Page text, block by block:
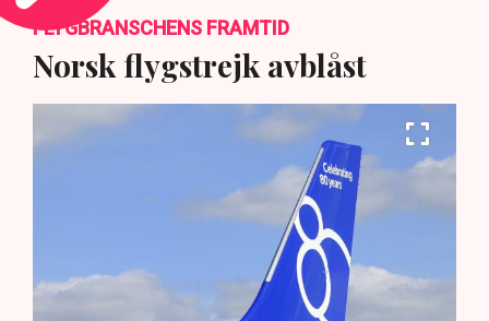
FLYGBRANSCHENS FRAMTID
Norsk flygstrejk avblåst